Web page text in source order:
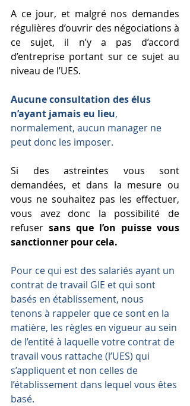
A ce jour, et malgré nos demandes
régulières d’ouvrir des négociations à
ce sujet, il n’y a pas d’accord
d’entreprise portant sur ce sujet au
niveau de l’UES.
Aucune consultation des élus
n’ayant jamais eu lieu,
normalement, aucun manager ne
peut donc les imposer.
Si des astreintes vous sont
demandées, et dans la mesure ou
vous ne souhaitez pas les effectuer,
vous avez donc la possibilité de
refuser sans que l’on puisse vous
sanctionner pour cela.
Pour ce qui est des salariés ayant un
contrat de travail GIE et qui sont
basés en établissement, nous
tenons à rappeler que ce sont en la
matière, les règles en vigueur au sein
de l’entité à laquelle votre contrat de
travail vous rattache (l’UES) qui
s’appliquent et non celles de
l’établissement dans lequel vous êtes
basé.